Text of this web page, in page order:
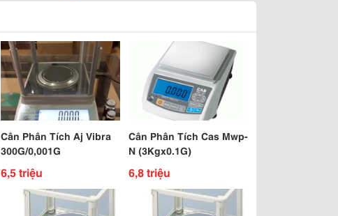
Cân Phân Tích Aj Vibra
300G/0,001G
6,5 triệu
Cân Phân Tích Cas Mwp-
N (3Kgx0.1G)
6,8 triệu